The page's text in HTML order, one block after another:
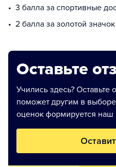
3 балла за спортивные
2 балла за золотой
Оставьте
Учились здесь? Оставьте
поможет другим в
оценок формируется наш